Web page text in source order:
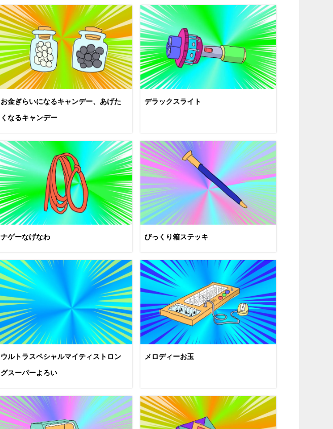
お金ぎらいになるキャンデー、あげた
くなるキャンデー
デラックスライト
ナゲーなげなわ びっくり箱ステッキ
ウルトラスペシャルマイティストロン
グスーパーよろい
メロディーお玉